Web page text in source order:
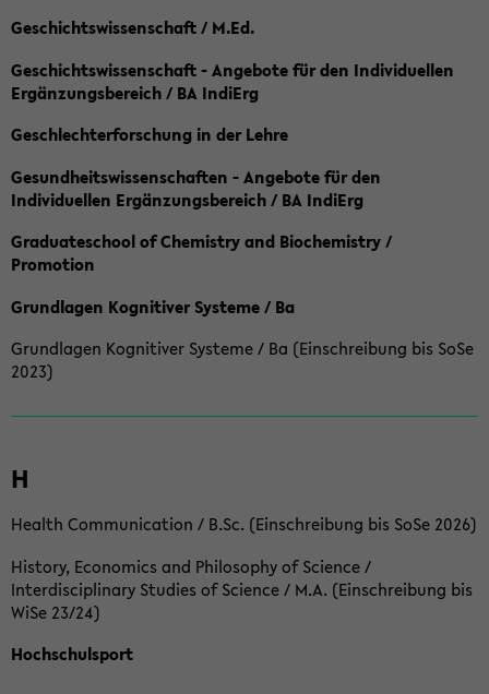
Geschichtswissenschaft / M.Ed.
Geschichtswissenschaft - Angebote für den Individuellen
Ergänzungsbereich / BA IndiErg
Geschlechterforschung in der Lehre
Gesundheitswissenschaften - Angebote für den
Individuellen Ergänzungsbereich / BA IndiErg
Graduateschool of Chemistry and Biochemistry /
Promotion
Grundlagen Kognitiver Systeme / Ba
Grundlagen Kognitiver Systeme / Ba (Einschreibung bis SoSe
2023)
H
Health Communication / B.Sc. (Einschreibung bis SoSe 2026)
History, Economics and Philosophy of Science /
Interdisciplinary Studies of Science / M.A. (Einschreibung bis
WiSe 23/24)
Hochschulsport